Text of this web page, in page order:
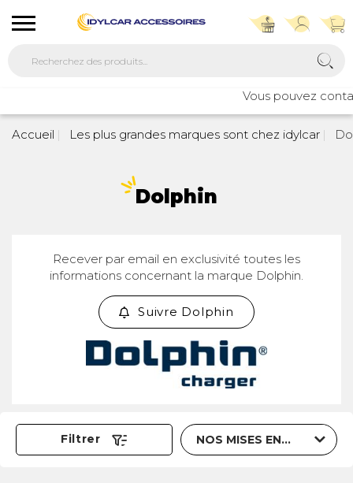
Vous pouvez
Accueil Les plus grandes marques sont chez idylcar
Dolphin
Recever par email en exclusivité toutes les
informations concernant la marque Dolphin.
Suivre Dolphin
Filtrer Trier par